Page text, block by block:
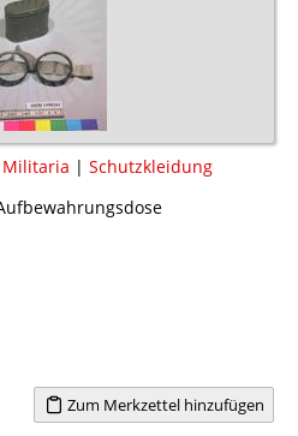
Militaria | Schutzkleidung
Zum Merkzettel hinzufügen